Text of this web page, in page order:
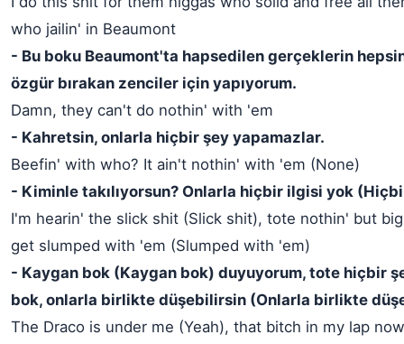
who jailin' in Beaumont
- Bu boku Beaumont'ta hapsedilen gerçeklerin
özgür bırakan zenciler için yapıyorum.
Damn, they can't do nothin' with 'em
- Kahretsin, onlarla hiçbir şey yapamazlar.
Beefin' with who? It ain't nothin' with 'em (None)
- Kiminle takılıyorsun? Onlarla hiçbir ilgisi yok
I'm hearin' the slick shit (Slick shit), tote nothin' but
get slumped with 'em (Slumped with 'em)
- Kaygan bok (Kaygan bok) duyuyorum, tote hiçbir
bok, onlarla birlikte düşebilirsin (Onlarla birlikte
The Draco is under me (Yeah), that bitch in my lap